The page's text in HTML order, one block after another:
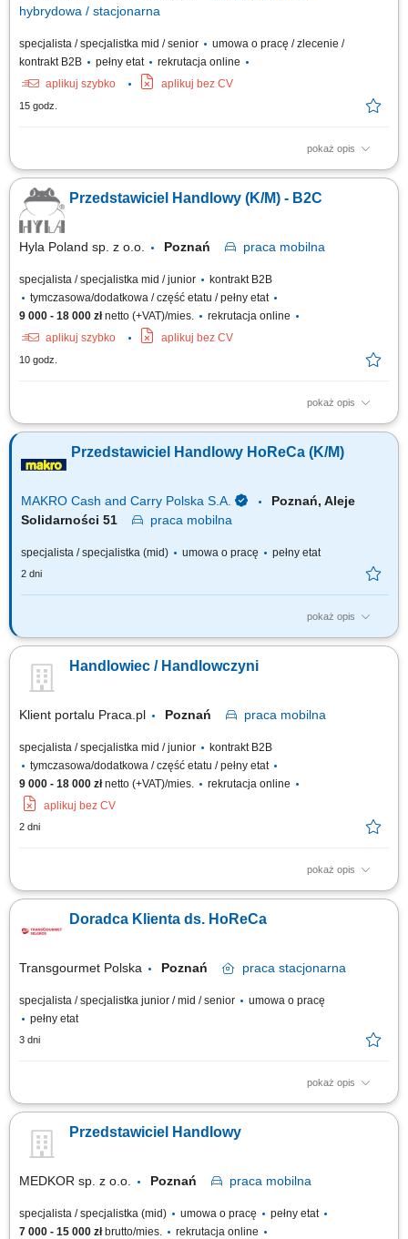
hybrydowa / stacjonarna
specjalista / specjalistka mid / senior
umowa o pracę / zlecenie /
kontrakt B2B
pełny etat
rekrutacja online
aplikuj szybko
aplikuj bez CV
15 godz.
pokaż opis
aktywna sprzedaż B2B oraz rozwój współpracy z obecnymi klientami,
pozyskiwanie nowych kontrahentów na rynku krajowym i zagranicznym,
obsługa pełnego procesu sprzedażowego i nadzór nad realizacją
zamówień, dbanie o wysoką jakość obsługi klientów przed i po sprzedaży,
prowadzenie...
Przedstawiciel Handlowy (K/M) - B2C
Hyla Poland sp. z o.o. Poznań praca mobilna
specjalista / specjalistka mid / junior
kontrakt B2B
tymczasowa/dodatkowa / część etatu / pełny etat
9 000 - 18 000 złnetto (+VAT)/mies.
rekrutacja online
aplikuj szybko
aplikuj bez CV
10 godz.
pokaż opis
Zakres obowiązków Pozyskiwanie nowych klientów; Prezentacja
sprzedażowych i raportowanie wyników;
Przedstawiciel Handlowy HoReCa (K/M)
MAKRO Cash and Carry Polska S.A.
Poznań, Aleje
Solidarności 51
praca mobilna
specjalista / specjalistka (mid) umowa o pracę pełny etat
2 dni
pokaż opis
Do Twoich głównych zadań będzie należało: Pozyskiwanie nowych
HoReCa. Identyfikacja potrzeb klientów oraz profesjonalne doradztwo w
zakresie rozwoju na rynku HoReCa. Realizacja celów sprzedaży.
Handlowiec / Handlowczyni
Klient portalu Praca.pl Poznań praca mobilna
specjalista / specjalistka mid / junior
kontrakt B2B
tymczasowa/dodatkowa / część etatu / pełny etat
9 000 - 18 000 złnetto (+VAT)/mies.
rekrutacja online
aplikuj bez CV
2 dni
pokaż opis
Prezentowanie produktów podczas spotkań z klientami. Aktywne
przygotowywanie ofert dopasowanych do potrzeb klientów. Realizacja
planów sprzedaży i bieżące raportowanie efektów pracy. Budowanie
Doradca Klienta ds. HoReCa
Transgourmet Polska Poznań praca stacjonarna
specjalista / specjalistka junior / mid / senior
umowa o pracę
pełny etat
3 dni
pokaż opis
Twój zakres obowiązków pozyskiwanie klientów gastronomicznych, a
sprzedażowych, profesjonalna obsługa klientów, mająca cechy
partnerstwa biznesowego, budowanie długotrwałych relacji z klientami,
Przedstawiciel Handlowy
MEDKOR sp. z o.o. Poznań praca mobilna
specjalista / specjalistka (mid) umowa o pracę
pełny etat
7 000 - 15 000 złbrutto/mies. rekrutacja online